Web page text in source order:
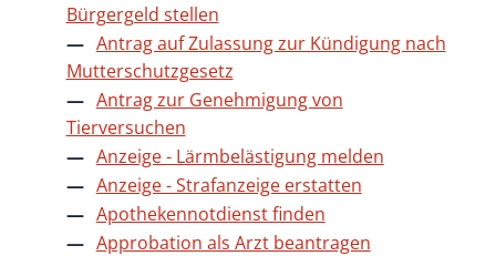
Bürgergeld stellen
Antrag auf Zulassung zur Kündigung nach
Mutterschutzgesetz
Antrag zur Genehmigung von
Tierversuchen
Anzeige - Lärmbelästigung melden
Anzeige - Strafanzeige erstatten
Apothekennotdienst finden
Approbation als Arzt beantragen